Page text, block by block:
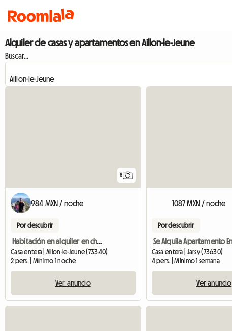
Alquiler de casas y apartamentos en Aillon-le-Jeune
Buscar...
8
984 MXN / noche
Por descubrir
Habitación en alquiler en chalet
Casa entera | Aillon-le-Jeune (73340)
2 pers. | Mínimo 1 noche
Ver anuncio
1087 MXN / noche
Por descubrir
Casa entera | Jarsy (73630)
4 pers. | Mínimo 1 semana
Ver anuncio